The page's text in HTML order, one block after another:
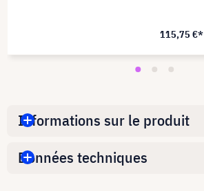
115,75 €*
Informations sur le produit
Données techniques